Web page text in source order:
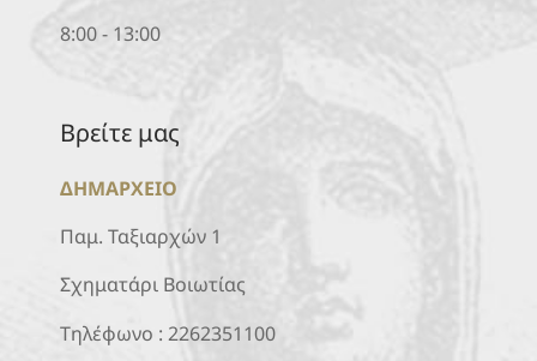
8:00 - 13:00
Βρείτε μας
ΔΗΜΑΡΧΕΙΟ
Παμ. Ταξιαρχών 1
Σχηματάρι Βοιωτίας
Τηλέφωνο : 2262351100